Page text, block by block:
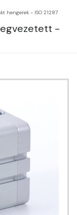
hengerek - ISO 21287
-